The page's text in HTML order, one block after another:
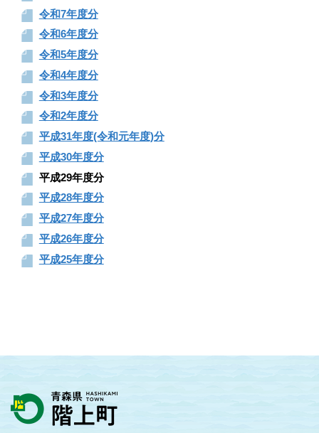
令和7年度分
令和6年度分
令和5年度分
令和4年度分
令和3年度分
令和2年度分
平成31年度(令和元年度)分
平成30年度分
平成29年度分
平成28年度分
平成27年度分
平成26年度分
平成25年度分